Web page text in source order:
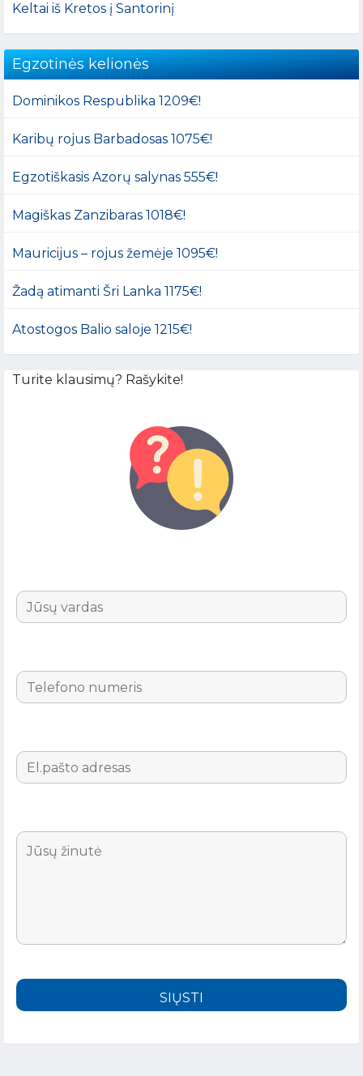
Keltai iš Kretos į Santorinį
Egzotinės kelionės
Dominikos Respublika 1209€!
Karibų rojus Barbadosas 1075€!
Egzotiškasis Azorų salynas 555€!
Magiškas Zanzibaras 1018€!
Mauricijus – rojus žemėje 1095€!
Žadą atimanti Šri Lanka 1175€!
Atostogos Balio saloje 1215€!
Turite klausimų? Rašykite!